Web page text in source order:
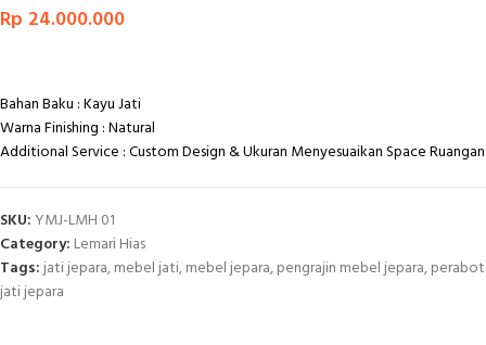
Rp 24.000.000
Bahan Baku : Kayu Jati
Warna Finishing : Natural
Additional Service : Custom Design & Ukuran Menyesuaikan Space Ruangan
SKU: YMJ-LMH 01
Category: Lemari Hias
Tags:jati jepara,mebel jati,mebel jepara,pengrajin mebel jepara,perabot
jati jepara